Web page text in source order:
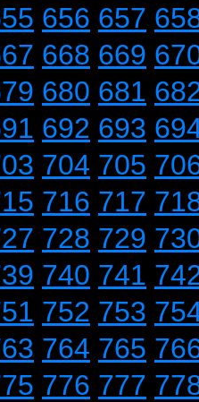
656 657
668 669
680 681
692 693
704 705
716 717
728 729
740 741
752 753
764 765
776 777